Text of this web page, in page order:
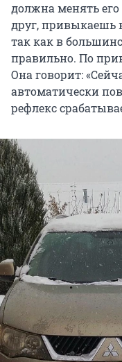
должна менять
друг, привыкаешь
так как в
правильно. По
Она говорит:
автоматически
рефлекс